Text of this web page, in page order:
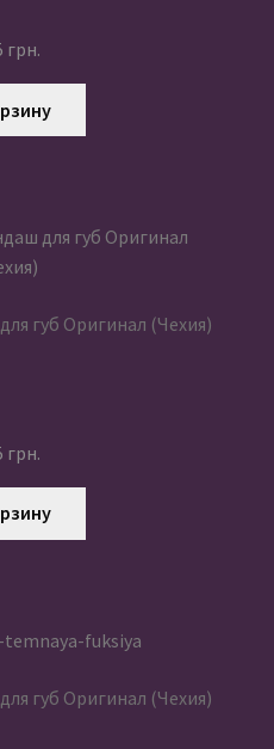
грн.
губ Оригинал (Чехия)
грн.
губ Оригинал (Чехия)